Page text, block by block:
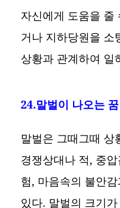
자신에게 도움을 줄
거나 지하당원을 소
상황과 관계하여 일
24.말벌이 나오는 꿈
말벌은 그때그때 상
경쟁상대나 적, 중
험, 마음속의 불안
있다. 말벌의 크기